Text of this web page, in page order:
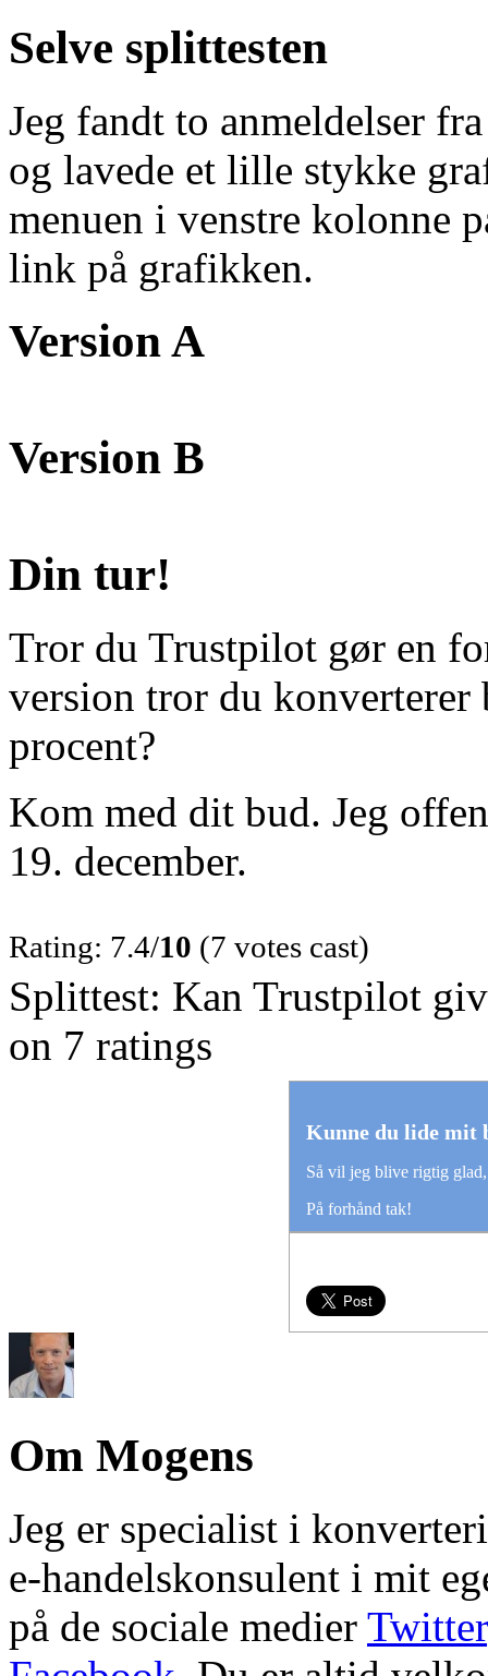
Selve splittesten
Jeg fandt to anmeldelser
og lavede et lille stykke
menuen i venstre kolonne
link på grafikken.
Version A
Version B
Din tur!
Tror du Trustpilot gør en
version tror du
procent?
Kom med dit bud. Jeg
19. december.
Rating: 7.4/10 (7 votes cast)
Splittest: Kan Trustpilot
on 7 ratings
Kunne du lide mit
Så vil jeg blive rigtig
På forhånd tak!
Om Mogens
Jeg er specialist i
e-handelskonsulent i mit
på de sociale medier Twitter